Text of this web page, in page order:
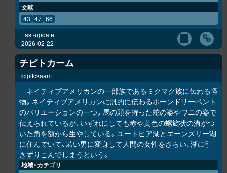
文献
43 47 66
Last-update:
2026-02-22
チピトカーム
Tcipitckaam
ネイティブアメリカンの一部族であるミクマク族に伝わる怪
物。ネイティブアメリカンに汎的に伝わるホーンドサーペント
のバリエーションの一つ。馬の頭を持った蛇の姿やワニの姿で
伝えられているが、いずれにしても赤や黄色の螺旋状の溝がつ
いた角を額から生やしている。ユートピア湖とエーンズリー湖
に住んでいて、若い男に変身して人間の女性をさらい、湖に引
きずりこんでしまうという。
地域・カテゴリ